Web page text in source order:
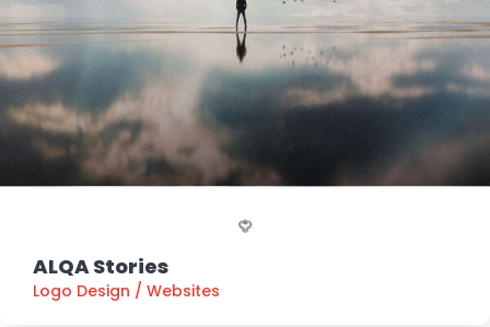
ALQA Stories
Logo Design / Websites